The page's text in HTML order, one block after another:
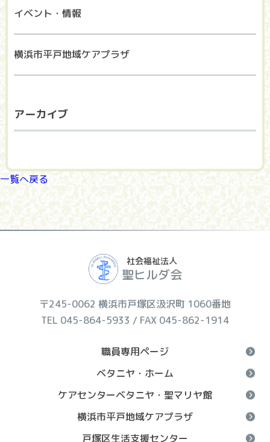
イベント・情報
横浜市平戸地域ケアプラザ
アーカイブ
一覧へ戻る
社会福祉法人
聖ヒルダ会
〒245-0062 横浜市戸塚区汲沢町 1060番地
TEL 045-864-5933 / FAX 045-862-1914
職員専用ページ
ベタニヤ・ホーム
ケアセンターベタニヤ・聖マリヤ館
横浜市平戸地域ケアプラザ
戸塚区生活支援センター